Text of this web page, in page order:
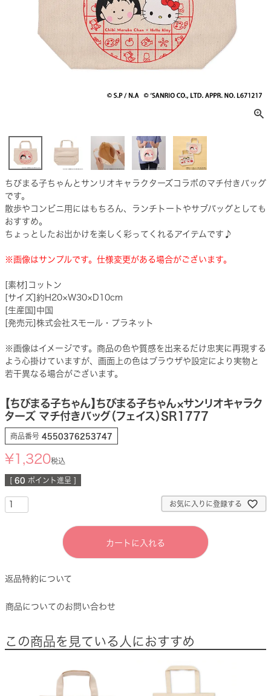
ちびまる子ちゃんとサンリオキャラクターズコラボのマチ付きバッグ
です。
散歩やコンビニ用にはもちろん、ランチトートやサブバッグとしても
おすすめ。
ちょっとしたお出かけを楽しく彩ってくれるアイテムです♪
※画像はサンプルです。仕様変更がある場合がございます。
[素材]コットン
[サイズ]約H20×W30×D10cm
[生産国]中国
[発売元]株式会社スモール・プラネット
※画像はイメージです。商品の色や質感を出来るだけ忠実に再現する
よう心掛けていますが、画面上の色はブラウザや設定により実物と
若干異なる場合がございます。
【ちびまる子ちゃん】ちびまる子ちゃん×サンリオキャラク
ターズ マチ付きバッグ（フェイス）SR1777
商品番号 4550376253747
¥1,320税込
60 ポイント進呈 ]
お気に入りに登録する
カートに入れる
返品特約について
商品についてのお問い合わせ
この商品を見ている人におすすめ